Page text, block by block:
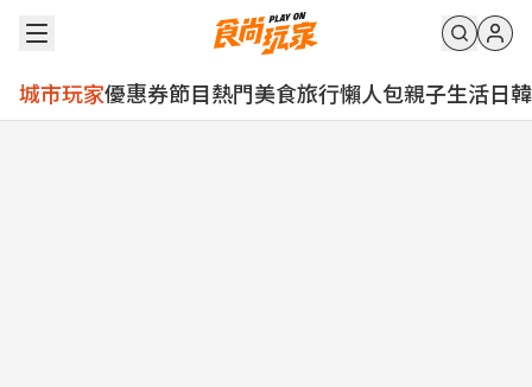
城市玩家優惠券節目熱門美食旅行懶人包親子生活日韓